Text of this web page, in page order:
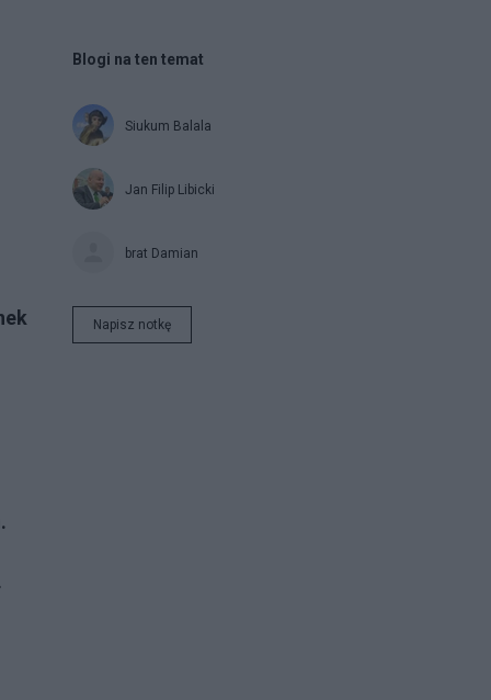
Blogi na ten temat
Siukum Balala
Jan Filip Libicki
brat Damian
Napisz notkę